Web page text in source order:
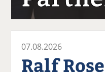
07.08.2026
Ralf